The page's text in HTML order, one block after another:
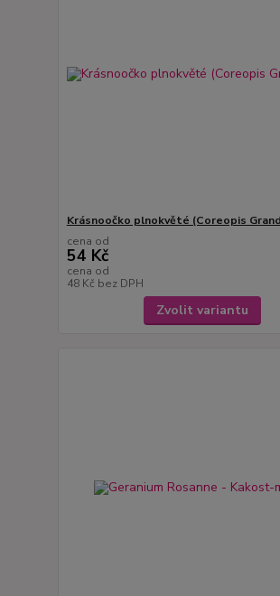
Krásnoočko plnokvěté (Coreopis
cena od
54 Kč
cena od
48 Kč bez DPH
Zvolit variantu